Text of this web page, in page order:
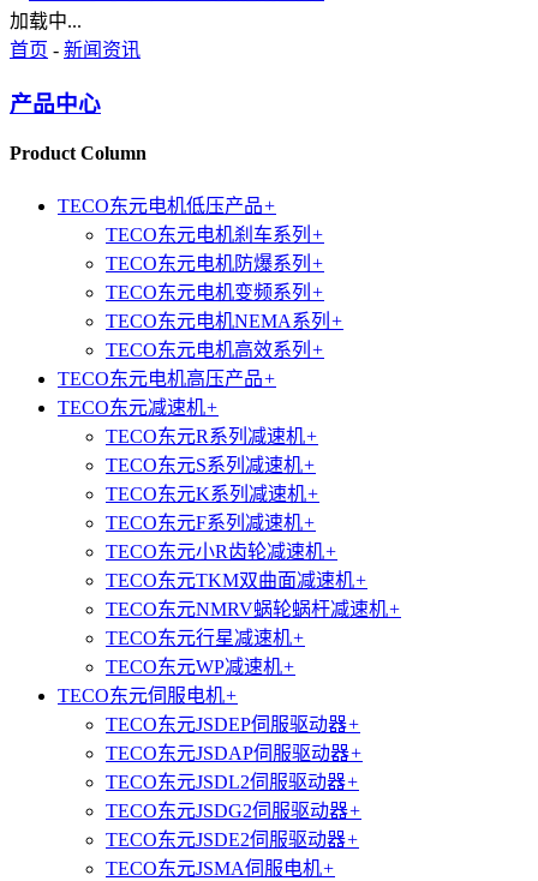
加载中...
首页 - 新闻资讯
产品中心
Product Column
TECO东元电机低压产品+
TECO东元电机刹车系列 +
TECO东元电机防爆系列 +
TECO东元电机变频系列 +
TECO东元电机NEMA系列 +
TECO东元电机高效系列 +
TECO东元电机高压产品+
TECO东元减速机+
TECO东元R系列减速机+
TECO东元S系列减速机+
TECO东元K系列减速机+
TECO东元F系列减速机+
TECO东元小R齿轮减速机+
TECO东元TKM双曲面减速机+
TECO东元NMRV蜗轮蜗杆减速机+
TECO东元行星减速机+
TECO东元WP减速机+
TECO东元伺服电机+
TECO东元JSDEP伺服驱动器+
TECO东元JSDAP伺服驱动器+
TECO东元JSDL2伺服驱动器+
TECO东元JSDG2伺服驱动器+
TECO东元JSDE2伺服驱动器+
TECO东元JSMA伺服电机+